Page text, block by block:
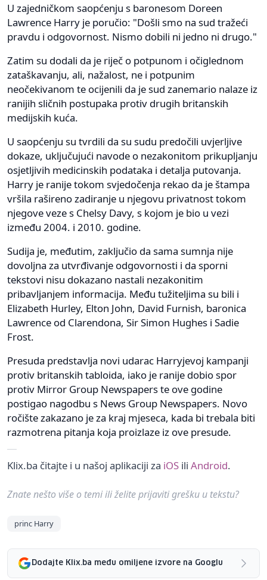
U zajedničkom saopćenju s baronesom Doreen
Lawrence Harry je poručio: "Došli smo na sud tražeći
pravdu i odgovornost. Nismo dobili ni jedno ni drugo."
Zatim su dodali da je riječ o potpunom i očiglednom
zataškavanju, ali, nažalost, ne i potpunim
neočekivanom te ocijenili da je sud zanemario nalaze iz
ranijih sličnih postupaka protiv drugih britanskih
medijskih kuća.
U saopćenju su tvrdili da su sudu predočili uvjerljive
dokaze, uključujući navode o nezakonitom prikupljanju
osjetljivih medicinskih podataka i detalja putovanja.
Harry je ranije tokom svjedočenja rekao da je štampa
vršila rašireno zadiranje u njegovu privatnost tokom
njegove veze s Chelsy Davy, s kojom je bio u vezi
između 2004. i 2010. godine.
Sudija je, međutim, zaključio da sama sumnja nije
dovoljna za utvrđivanje odgovornosti i da sporni
tekstovi nisu dokazano nastali nezakonitim
pribavljanjem informacija. Među tužiteljima su bili i
Elizabeth Hurley, Elton John, David Furnish, baronica
Lawrence od Clarendona, Sir Simon Hughes i Sadie
Frost.
Presuda predstavlja novi udarac Harryjevoj kampanji
protiv britanskih tabloida, iako je ranije dobio spor
protiv Mirror Group Newspapers te ove godine
postigao nagodbu s News Group Newspapers. Novo
ročište zakazano je za kraj mjeseca, kada bi trebala biti
razmotrena pitanja koja proizlaze iz ove presude.
Klix.ba čitajte i u našoj aplikaciji za iOS ili Android.
Znate nešto više o temi ili želite prijaviti grešku u tekstu?
princ Harry
Dodajte Klix.ba među omiljene izvore na Googlu